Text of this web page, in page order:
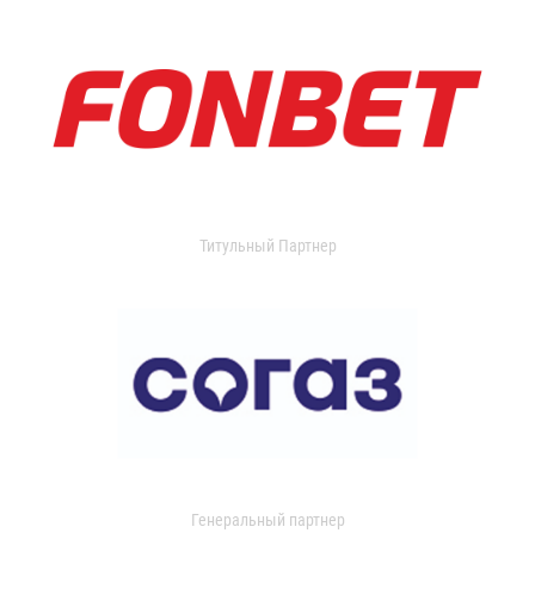
Титульный Партнер
Генеральный партнер